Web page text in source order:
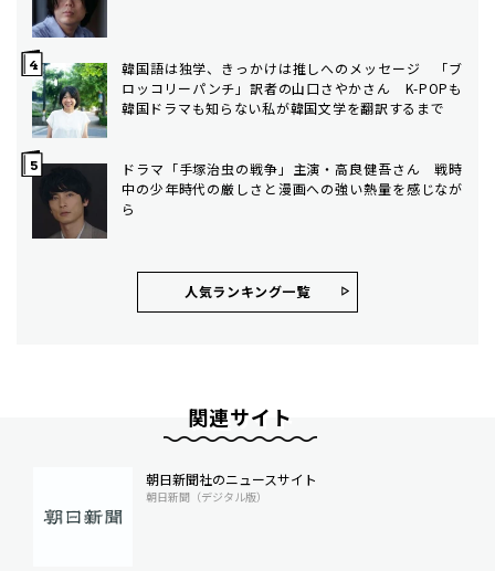
韓国語は独学、きっかけは推しへのメッセージ 「ブ
ロッコリーパンチ」訳者の山口さやかさん K-POPも
韓国ドラマも知らない私が韓国文学を翻訳するまで
ドラマ「手塚治虫の戦争」主演・高良健吾さん 戦時
中の少年時代の厳しさと漫画への強い熱量を感じなが
ら
人気ランキング⼀覧
関連サイト
朝日新聞社のニュースサイト
朝日新聞（デジタル版）